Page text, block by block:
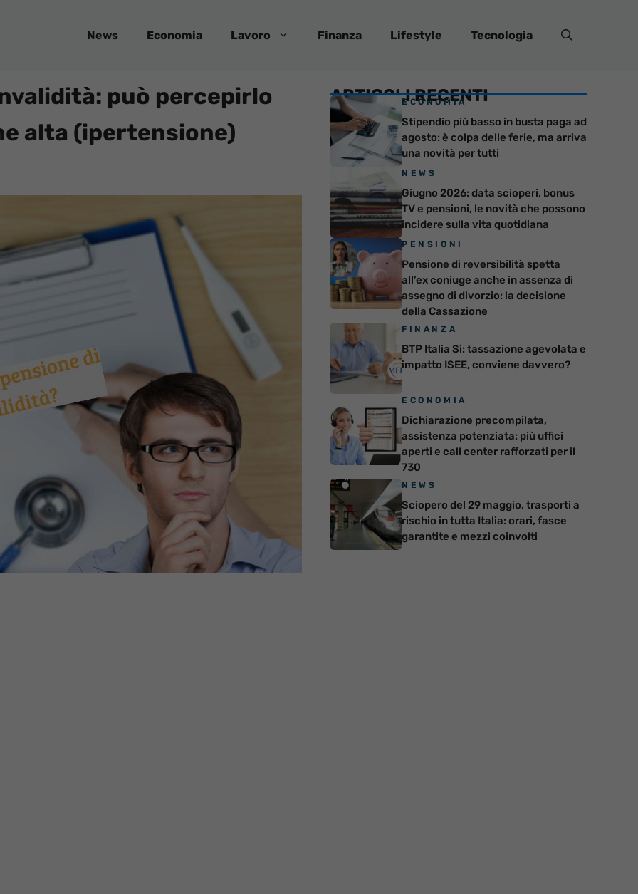
News Economia Lavoro Finanza Lifestyle Tecnologia
può percepirlo
alta (ipertensione)
ARTICOLI RECENTI
ECONOMIA
Stipendio più basso in busta paga ad
agosto: è colpa delle ferie, ma arriva
una novità per tutti
NEWS
Giugno 2026: data scioperi, bonus
TV e pensioni, le novità che possono
incidere sulla vita quotidiana
PENSIONI
Pensione di reversibilità spetta
all’ex coniuge anche in assenza di
assegno di divorzio: la decisione
della Cassazione
FINANZA
BTP Italia Sì: tassazione agevolata e
impatto ISEE, conviene davvero?
ECONOMIA
Dichiarazione precompilata,
assistenza potenziata: più uffici
aperti e call center rafforzati per il
730
NEWS
Sciopero del 29 maggio, trasporti a
rischio in tutta Italia: orari, fasce
garantite e mezzi coinvolti